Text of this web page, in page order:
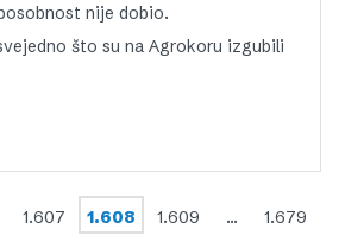
nije dobio.
što su na Agrokoru izgubili
1.607 1.608 1.609 …
1.679